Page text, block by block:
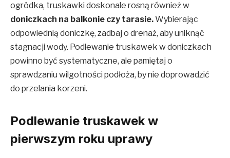
ogródka, truskawki doskonale rosną również w
doniczkach na balkonie czy tarasie.Wybierając
odpowiednią doniczkę, zadbaj o drenaż, aby uniknąć
stagnacji wody. Podlewanie truskawek w doniczkach
powinno być systematyczne, ale pamiętaj o
sprawdzaniu wilgotności podłoża, by nie doprowadzić
do przelania korzeni.
Podlewanie truskawek w
pierwszym roku uprawy